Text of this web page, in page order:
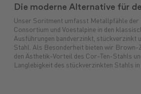
Die moderne Alternative für
Unser Soritment umfasst Metallpfähle
Consortium und Voestalpine in den
Ausführungen bandverzinkt, stückverzinkt
Stahl. Als Besonderheit bieten wir Brown-
den Ästhetik-Vorteil des Cor-Ten-Stahls
Langlebigkeit des stückverzinkten Stahls in